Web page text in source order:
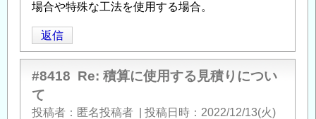
場合や特殊な工法を使用する場合。
返信
#8418 Re: 積算に使用する見積りについ
て
投稿者 匿名投稿者 投稿日時
2022/12/13(火)